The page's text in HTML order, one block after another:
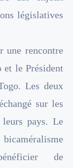
législatives
une rencontre
et le Président
Les deux
sur les
pays. Le
de